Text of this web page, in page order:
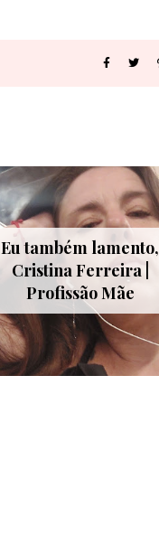
Eu também lamento,
Cristina Ferreira |
Profissão Mãe